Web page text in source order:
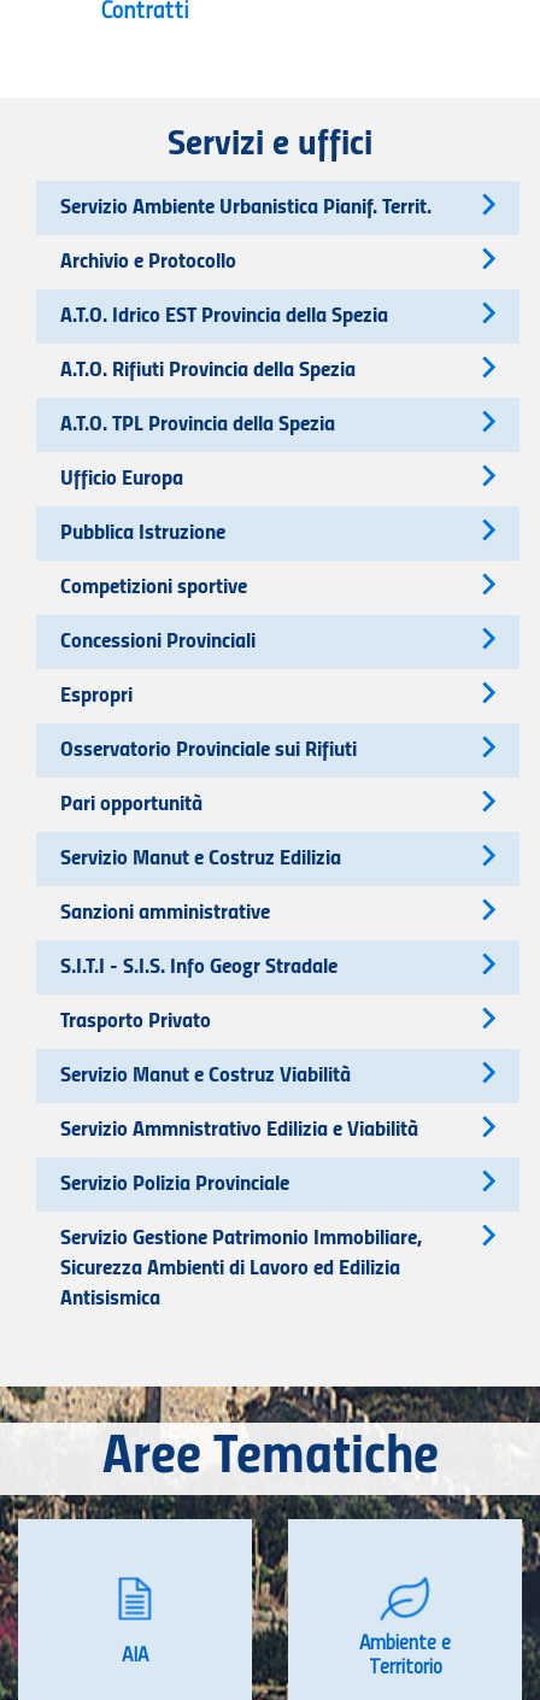
Contratti
Servizi e uffici
Servizio Ambiente Urbanistica Pianif. Territ.
Archivio e Protocollo
A.T.O. Idrico EST Provincia della Spezia
A.T.O. Rifiuti Provincia della Spezia
A.T.O. TPL Provincia della Spezia
Ufficio Europa
Pubblica Istruzione
Competizioni sportive
Concessioni Provinciali
Espropri
Osservatorio Provinciale sui Rifiuti
Pari opportunità
Servizio Manut e Costruz Edilizia
Sanzioni amministrative
S.I.T.I - S.I.S. Info Geogr Stradale
Trasporto Privato
Servizio Manut e Costruz Viabilità
Servizio Ammnistrativo Edilizia e Viabilità
Servizio Polizia Provinciale
Servizio Gestione Patrimonio Immobiliare,
Sicurezza Ambienti di Lavoro ed Edilizia
Antisismica
Aree Tematiche
AIA
Ambiente e
Territorio